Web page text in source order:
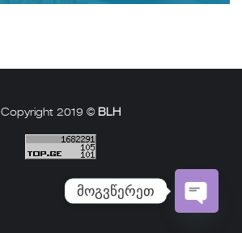
Copyright 2019 © BLH
მოგვწერეთ